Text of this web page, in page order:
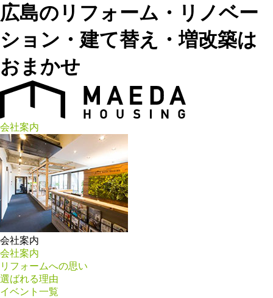
広島のリフォーム・リノベー
ション・建て替え・増改築は
おまかせ
会社案内
会社案内
会社案内
リフォームへの思い
選ばれる理由
イベント一覧